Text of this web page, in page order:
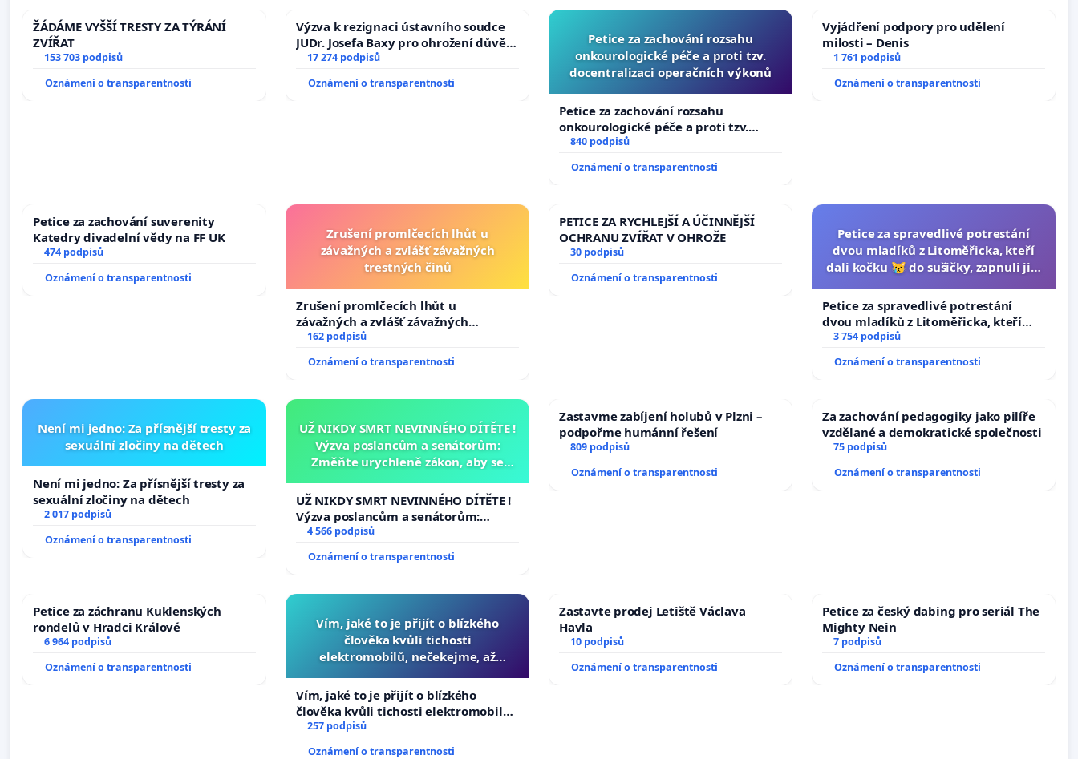
ŽÁDÁME VYŠŠÍ TRESTY ZA TÝRÁNÍ
ZVÍŘAT
153 703 podpisů
Oznámení o transparentnosti
Výzva k rezignaci ústavního soudce
JUDr. Josefa Baxy pro ohrožení důvěry
ve spravedlivý proces
17 274 podpisů
Oznámení o transparentnosti
Petice za zachování rozsahu
onkourologické péče a proti tzv.
docentralizaci operačních výkonů
Petice za zachování rozsahu
onkourologické péče a proti tzv.
docentralizaci operačních výkonů
840 podpisů
Oznámení o transparentnosti
Vyjádření podpory pro udělení
milosti – Denis
1 761 podpisů
Oznámení o transparentnosti
Petice za zachování suverenity
Katedry divadelní vědy na FF UK
474 podpisů
Oznámení o transparentnosti
Zrušení promlčecích lhůt u
závažných a zvlášť závažných
trestných činů
Zrušení promlčecích lhůt u
závažných a zvlášť závažných
trestných činů
162 podpisů
Oznámení o transparentnosti
PETICE ZA RYCHLEJŠÍ A ÚČINNĚJŠÍ
OCHRANU ZVÍŘAT V OHROŽE
30 podpisů
Oznámení o transparentnosti
Petice za spravedlivé potrestání
dvou mladíků z Litoměřicka, kteří
dali kočku 😿 do sušičky, zapnuli ji a
Petice za spravedlivé potrestání
dvou mladíků z Litoměřicka, kteří
dali kočku 😿 do sušičky, zapnuli ji a
3 754 podpisů
Oznámení o transparentnosti
Není mi jedno: Za přísnější tresty za
sexuální zločiny na dětech
Není mi jedno: Za přísnější tresty za
sexuální zločiny na dětech
2 017 podpisů
Oznámení o transparentnosti
UŽ NIKDY SMRT NEVINNÉHO DÍTĚTE !
Výzva poslancům a senátorům:
Změňte urychleně zákon, aby se
opakovat!
UŽ NIKDY SMRT NEVINNÉHO DÍTĚTE !
Výzva poslancům a senátorům:
Změňte urychleně zákon, aby se
opakovat!
4 566 podpisů
Oznámení o transparentnosti
Zastavme zabíjení holubů v Plzni –
podpořme humánní řešení
809 podpisů
Oznámení o transparentnosti
Za zachování pedagogiky jako pilíře
vzdělané a demokratické společnosti
75 podpisů
Oznámení o transparentnosti
Petice za záchranu Kuklenských
rondelů v Hradci Králové
6 964 podpisů
Oznámení o transparentnosti
Vím, jaké to je přijít o blízkého
člověka kvůli tichosti
elektromobilů, nečekejme, až
auta!
Vím, jaké to je přijít o blízkého
člověka kvůli tichosti elektromobilů,
nečekejme, až přibydou další,
257 podpisů
Oznámení o transparentnosti
Zastavte prodej Letiště Václava
Havla
10 podpisů
Oznámení o transparentnosti
Petice za český dabing pro seriál The
Mighty Nein
7 podpisů
Oznámení o transparentnosti